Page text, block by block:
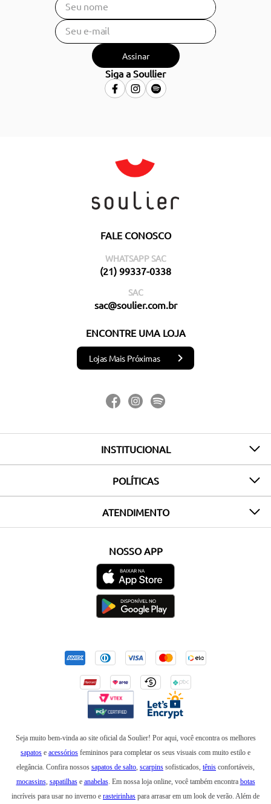
Assinar
Siga a Soullier
FALE CONOSCO
WHATSAPP SAC
(21) 99337-0338
SAC
sac@soulier.com.br
ENCONTRE UMA LOJA
Lojas Mais Próximas
INSTITUCIONAL
POLÍTICAS
ATENDIMENTO
NOSSO APP
Seja muito bem-vinda ao site oficial da Soulier! Por aqui, você encontra os melhores
sapatos e acessórios femininos para completar os seus visuais com muito estilo e
elegância. Confira nossos sapatos de salto, scarpins sofisticados, tênis confortáveis,
mocassins, sapatilhase anabelas. Em nossa loja online, você também encontra botas
incríveis para usar no inverno e rasteirinhas para arrasar em um look de verão. Além de